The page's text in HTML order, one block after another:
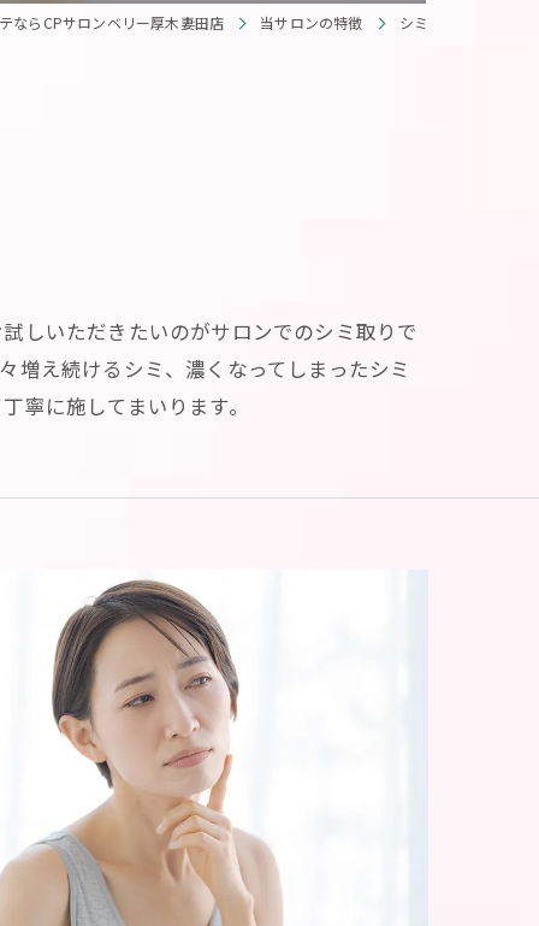
ならCPサロンベリー厚木妻田店 当サロンの特徴 シミ
しいただきたいのがサロンでのシミ取りで
増え続けるシミ、濃くなってしまったシミ
寧に施してまいります。